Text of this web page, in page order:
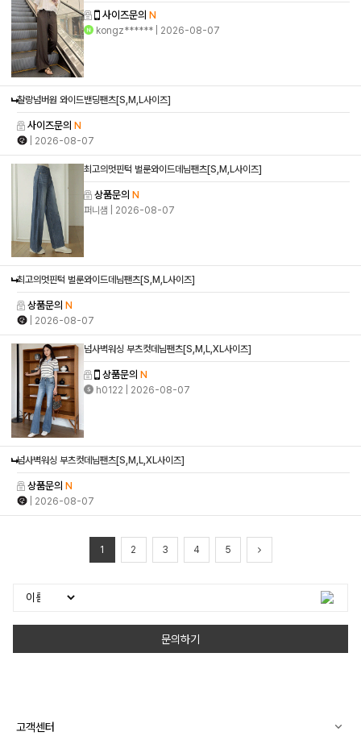
사이즈문의 N
kongz****** | 2026-08-07
찰랑넘버원 와이드밴딩팬츠[S,M,L사이즈]
사이즈문의 N
| 2026-08-07
최고의멋핀턱 벌룬와이드데님팬츠[S,M,L사이즈]
상품문의 N
퍼니샘 | 2026-08-07
최고의멋핀턱 벌룬와이드데님팬츠[S,M,L사이즈]
상품문의 N
| 2026-08-07
넘사벽워싱 부츠컷데님팬츠[S,M,L,XL사이즈]
상품문의 N
h0122 | 2026-08-07
넘사벽워싱 부츠컷데님팬츠[S,M,L,XL사이즈]
상품문의 N
| 2026-08-07
1 2 3 4 5
문의하기
고객센터